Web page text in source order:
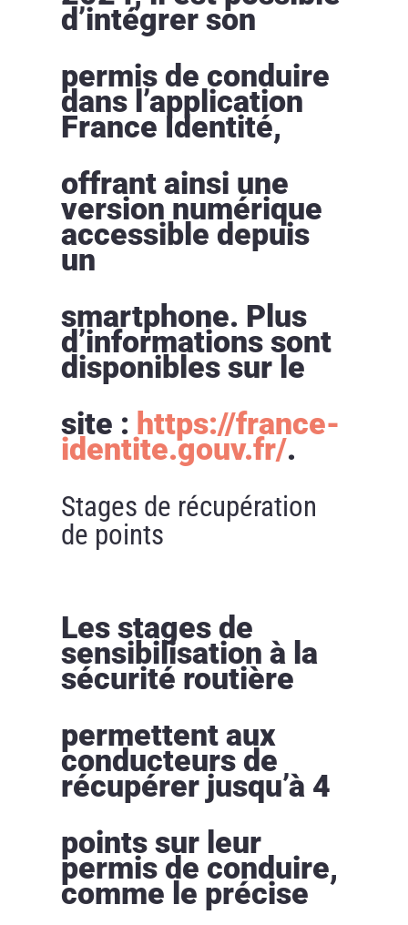
d’intégrer son
permis de conduire
dans l’application
France Identité,
offrant ainsi une
version numérique
accessible depuis
un
smartphone. Plus
d’informations sont
disponibles sur le
site : https://france-
identite.gouv.fr/.
Stages de récupération
de points
Les stages de
sensibilisation à la
sécurité routière
permettent aux
conducteurs de
récupérer jusqu’à 4
points sur leur
permis de conduire,
comme le précise